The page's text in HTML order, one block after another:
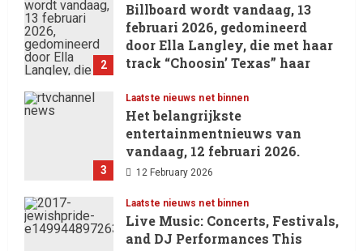
2
Billboard wordt vandaag, 13
februari 2026, gedomineerd
door Ella Langley, die met haar
track “Choosin’ Texas” haar
Hot 100 heeft behaald.
13 February 2026
3
Laatste nieuws net binnen
Het belangrijkste
entertainmentnieuws van
vandaag, 12 februari 2026.
12 February 2026
Laatste nieuws net binnen
Live Music: Concerts, Festivals,
and DJ Performances This